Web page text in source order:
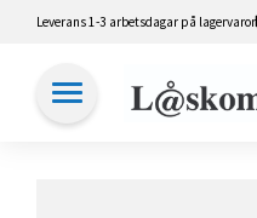
Leverans 1-3 arbetsdagar på lagervaror